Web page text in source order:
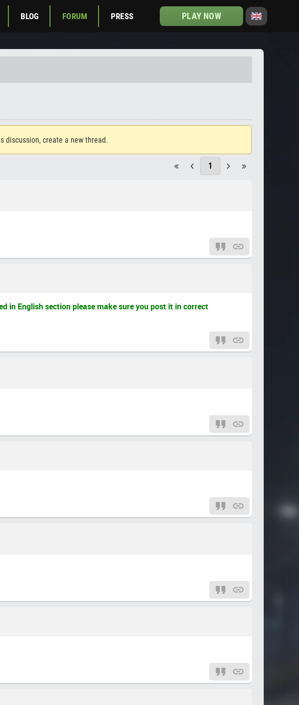
BLOG FORUM PRESS PLAY NOW
discussion, create a new thread.
1
in English section please make sure you post it in correct